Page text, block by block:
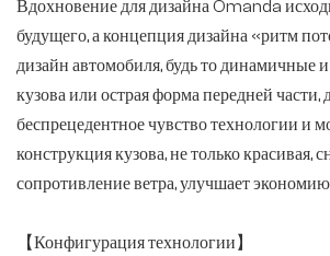
Вдохновение для дизайна Omanda
будущего, а концепция дизайна «ритм
дизайн автомобиля, будь то динамичные
кузова или острая форма передней части,
беспрецедентное чувство технологии и
конструкция кузова, не только красивая,
сопротивление ветра, улучшает
【Конфигурация технологии】